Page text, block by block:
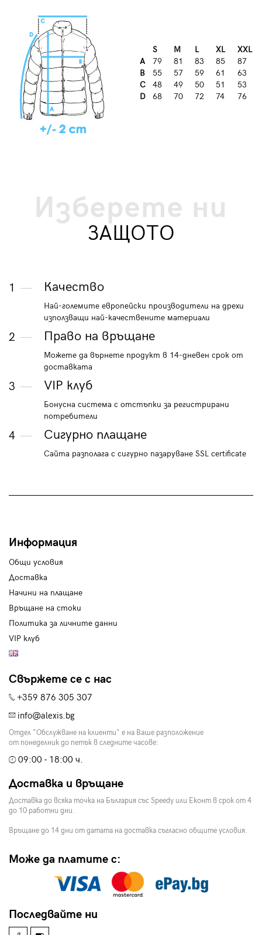
S M L XL
XXL
A
79 81 83 85
87
B
55 57 59 61
63
C
48 49 50 51
53
D
68 70 72 74 76
Изберете ни
ЗАЩОТО
1 Качество
Най-големите европейски производители на дрехи
използващи най-качествените материали
2 Право на връщане
Можете да върнете продукт в 14-дневен срок от
доставката
3 VIP клуб
Бонусна система с отстъпки за регистрирани
потребители
4 Сигурно плащане
Сайта разполага с сигурно пазаруване SSL certificate
Информация
Общи условия
Доставка
Начини на плащане
Връщане на стоки
Политика за личните данни
VIP клуб
Свържете се с нас
+359 876 305 307
info@alexis.bg
Отдел "Обслужване на клиенти" е на Ваше разположение
от понеделник до петък в следните часове:
09:00 - 18:00 ч.
Доставка и връщане
Доставка до всяка точка на България със Speedy или Еконт в срок от 4
до 10 работни дни.
Връщане до 14 дни от датата на доставка съгласно общите условия.
Може да платите с:
Последвайте ни